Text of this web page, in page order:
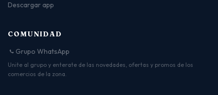
Descargar app
COMUNIDAD
Grupo WhatsApp
Unite al grupo y enterate de las novedades, ofertas y promos de los
comercios de la zona.